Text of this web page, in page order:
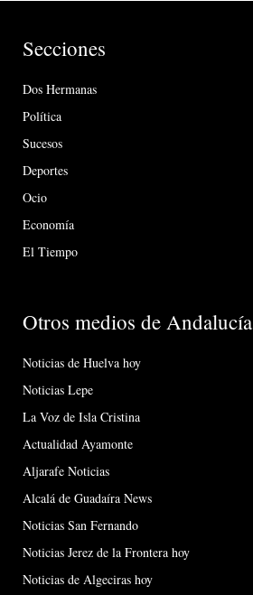
Secciones
Dos Hermanas
Política
Sucesos
Deportes
Ocio
Economía
El Tiempo
Otros medios de Andalucía
Noticias de Huelva hoy
Noticias Lepe
La Voz de Isla Cristina
Actualidad Ayamonte
Aljarafe Noticias
Alcalá de Guadaíra News
Noticias San Fernando
Noticias Jerez de la Frontera hoy
Noticias de Algeciras hoy